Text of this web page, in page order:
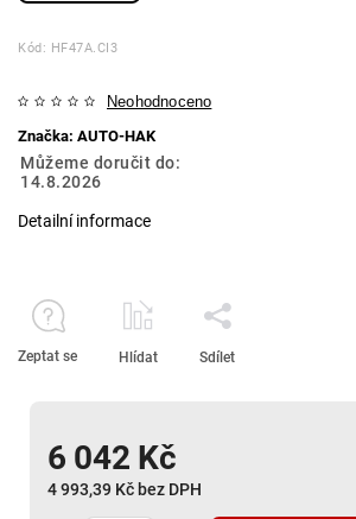
Kód: HF47A.CI3
Neohodnoceno
Značka: AUTO-HAK
6 042 Kč
4 993,39 Kč bez DPH
Můžeme doručit do:
14.8.2026
Detailní informace
Zeptat se Hlídat Sdílet